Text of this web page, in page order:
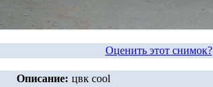
Оценить этот снимок?
Описание: цвк cool